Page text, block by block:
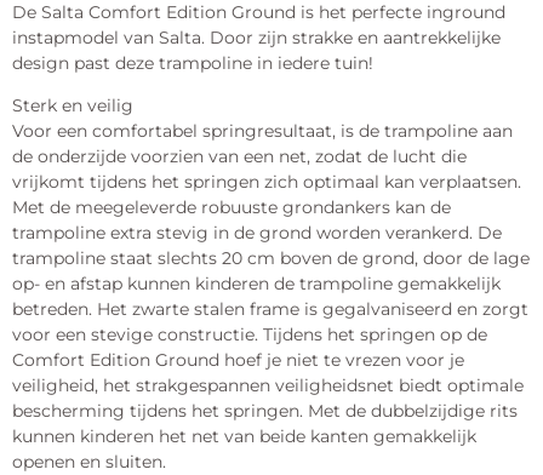
De Salta Comfort Edition Ground is het perfecte inground
instapmodel van Salta. Door zijn strakke en aantrekkelijke
design past deze trampoline in iedere tuin!
Sterk en veilig
Voor een comfortabel springresultaat, is de trampoline aan
de onderzijde voorzien van een net, zodat de lucht die
vrijkomt tijdens het springen zich optimaal kan verplaatsen.
Met de meegeleverde robuuste grondankers kan de
trampoline extra stevig in de grond worden verankerd. De
trampoline staat slechts 20 cm boven de grond, door de lage
op- en afstap kunnen kinderen de trampoline gemakkelijk
betreden. Het zwarte stalen frame is gegalvaniseerd en zorgt
voor een stevige constructie. Tijdens het springen op de
Comfort Edition Ground hoef je niet te vrezen voor je
veiligheid, het strakgespannen veiligheidsnet biedt optimale
bescherming tijdens het springen. Met de dubbelzijdige rits
kunnen kinderen het net van beide kanten gemakkelijk
openen en sluiten.